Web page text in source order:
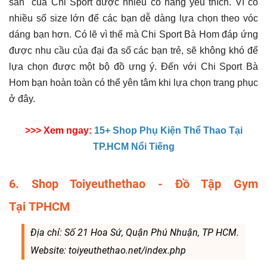
sản" của Chi Sport được nhiều cô nàng yêu thích. Vì có
nhiều số size lớn để các bạn dễ dàng lựa chọn theo vóc
dáng bạn hơn. Có lẽ vì thế mà Chi Sport Bà Hom đáp ứng
được nhu cầu của đại đa số các bạn trẻ, sẽ không khó để
lựa chọn được một bộ đồ ưng ý. Đến với Chi Sport Bà
Hom bạn hoàn toàn có thể yên tâm khi lựa chọn trang phục
ở đây.
>>> Xem ngay: 15+ Shop Phụ Kiện Thể Thao Tại
TP.HCM Nổi Tiếng
6. Shop Toiyeuthethao - Đồ Tập Gym
Tại TPHCM
Địa chỉ: Số 21 Hoa Sứ, Quận Phú Nhuận, TP HCM.
Website: toiyeuthethao.net/index.php